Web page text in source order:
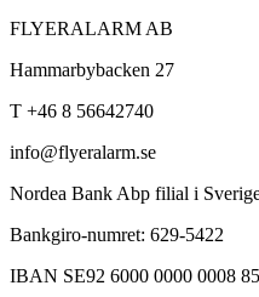
FLYERALARM AB
Hammarbybacken 27
T +46 8 56642740
info@flyeralarm.se
Nordea Bank Abp filial i
Bankgiro-numret: 629-5422
IBAN SE92 6000 0000 0008